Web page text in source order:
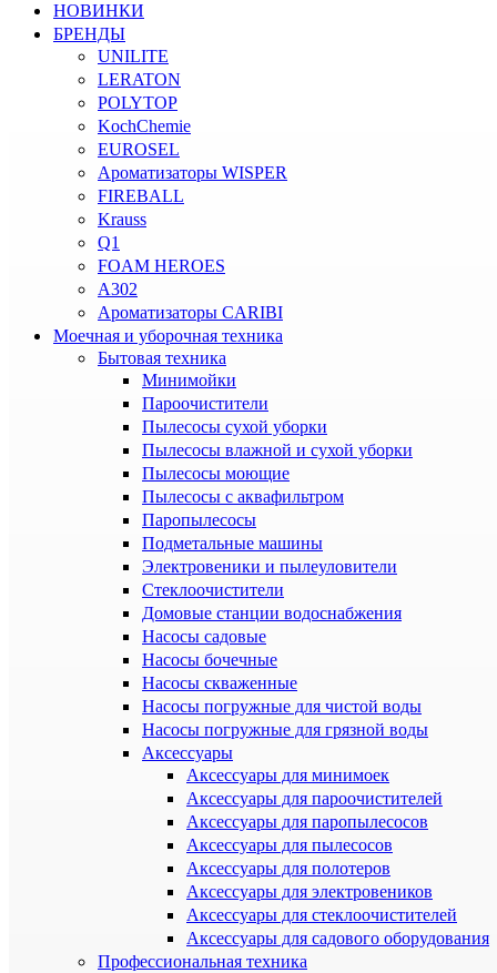
НОВИНКИ
БРЕНДЫ
UNILITE
LERATON
POLYTOP
KochChemie
EUROSEL
Ароматизаторы WISPER
FIREBALL
Krauss
Q1
FOAM HEROES
A302
Ароматизаторы CARIBI
Моечная и уборочная техника
Бытовая техника
Минимойки
Пароочистители
Пылесосы сухой уборки
Пылесосы влажной и сухой уборки
Пылесосы моющие
Пылесосы с аквафильтром
Паропылесосы
Подметальные машины
Электровеники и пылеуловители
Стеклоочистители
Домовые станции водоснабжения
Насосы садовые
Насосы бочечные
Насосы скваженные
Насосы погружные для чистой воды
Насосы погружные для грязной воды
Аксессуары
Аксессуары для минимоек
Аксессуары для пароочистителей
Аксессуары для паропылесосов
Аксессуары для пылесосов
Аксессуары для полотеров
Аксессуары для электровеников
Аксессуары для стеклоочистителей
Аксессуары для садового оборудования
Профессиональная техника